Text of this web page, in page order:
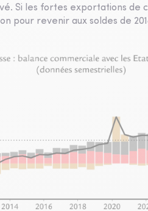
Si les fortes exportations de
pour revenir aux soldes de